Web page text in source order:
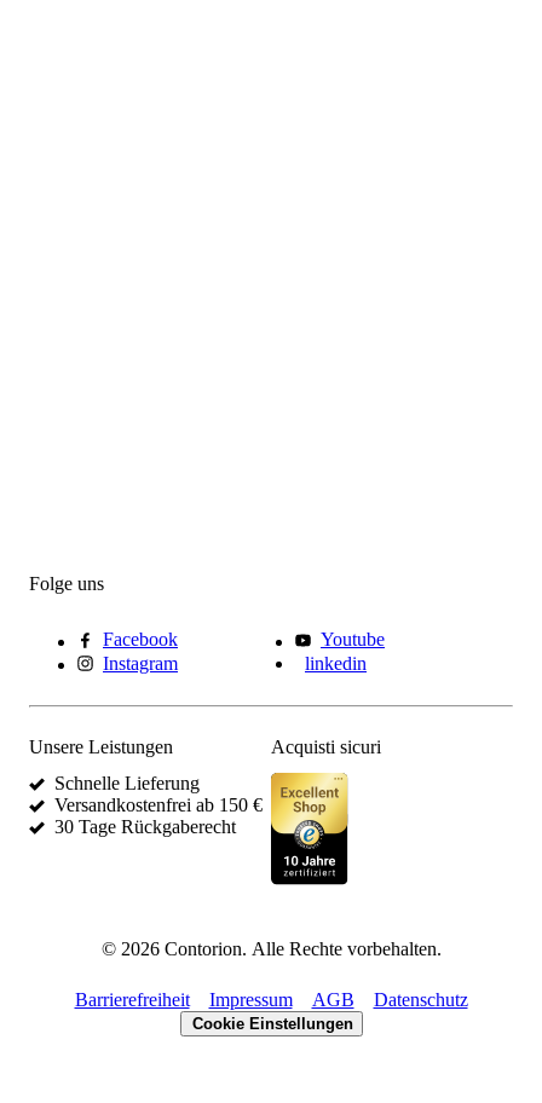
Folge uns
Facebook
Youtube
Instagram
linkedin
Unsere Leistungen
Schnelle Lieferung
Versandkostenfrei ab 150 €
30 Tage Rückgaberecht
Acquisti sicuri
© 2026Contorion. Alle Rechte vorbehalten.
Barrierefreiheit Impressum AGB Datenschutz
Cookie Einstellungen